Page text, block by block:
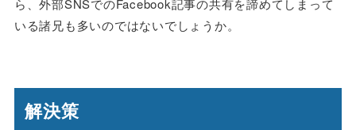
ら、外部SNSでのFacebook記事の共有を諦めてしまって
いる諸兄も多いのではないでしょうか。
解決策